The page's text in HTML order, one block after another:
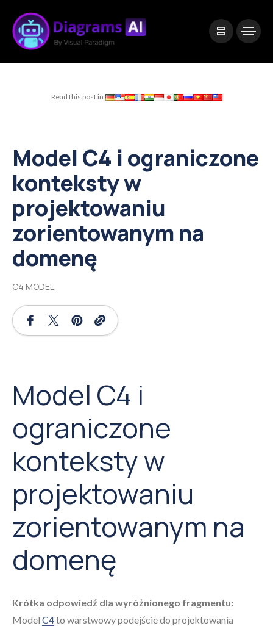
Read this post in:
Model C4 i ograniczone
konteksty w
projektowaniu
zorientowanym na
domenę
C4 MODEL
Model C4 i
ograniczone
konteksty w
projektowaniu
zorientowanym na
domenę
Krótka odpowiedź dla wyróżnionego fragmentu:
Model C4to warstwowy podejście do projektowania